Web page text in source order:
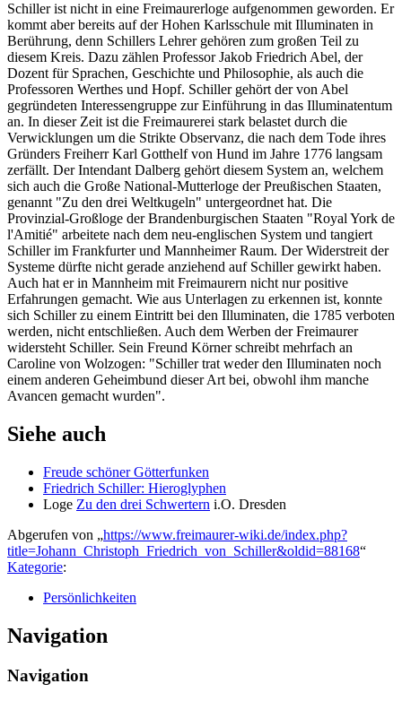
Schiller ist nicht in eine Freimaurerloge aufgenommen geworden. Er
kommt aber bereits auf der Hohen Karlsschule mit Illuminaten in
Berührung, denn Schillers Lehrer gehören zum großen Teil zu
diesem Kreis. Dazu zählen Professor Jakob Friedrich Abel, der
Dozent für Sprachen, Geschichte und Philosophie, als auch die
Professoren Werthes und Hopf. Schiller gehört der von Abel
gegründeten Interessengruppe zur Einführung in das Illuminatentum
an. In dieser Zeit ist die Freimaurerei stark belastet durch die
Verwicklungen um die Strikte Observanz, die nach dem Tode ihres
Gründers Freiherr Karl Gotthelf von Hund im Jahre 1776 langsam
zerfällt. Der Intendant Dalberg gehört diesem System an, welchem
sich auch die Große National-Mutterloge der Preußischen Staaten,
genannt "Zu den drei Weltkugeln" untergeordnet hat. Die
Provinzial-Großloge der Brandenburgischen Staaten "Royal York de
l'Amitié" arbeitete nach dem neu-englischen System und tangiert
Schiller im Frankfurter und Mannheimer Raum. Der Widerstreit der
Systeme dürfte nicht gerade anziehend auf Schiller gewirkt haben.
Auch hat er in Mannheim mit Freimaurern nicht nur positive
Erfahrungen gemacht. Wie aus Unterlagen zu erkennen ist, konnte
sich Schiller zu einem Eintritt bei den Illuminaten, die 1785 verboten
werden, nicht entschließen. Auch dem Werben der Freimaurer
widersteht Schiller. Sein Freund Körner schreibt mehrfach an
Caroline von Wolzogen: "Schiller trat weder den Illuminaten noch
einem anderen Geheimbund dieser Art bei, obwohl ihm manche
Avancen gemacht wurden".
Siehe auch
Freude schöner Götterfunken
Friedrich Schiller: Hieroglyphen
Loge Zu den drei Schwertern i.O. Dresden
Abgerufen von „https://www.freimaurer-wiki.de/index.php?
title=Johann_Christoph_Friedrich_von_Schiller&oldid=88168“
Kategorie:
Persönlichkeiten
Navigation
Navigation